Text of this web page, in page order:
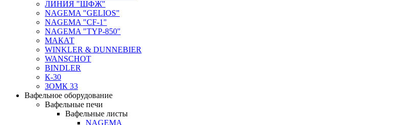
ЛИНИЯ "ШФЖ"
NAGEMA "GELIOS"
NAGEMA "CF-1"
NAGEMA "TYP-850"
МАКАТ
WINKLER & DUNNEBIER
WANSCHOT
BINDLER
К-30
ЗОМК 33
Вафельное оборудование
Вафельные печи
Вафельные листы
NAGEMA